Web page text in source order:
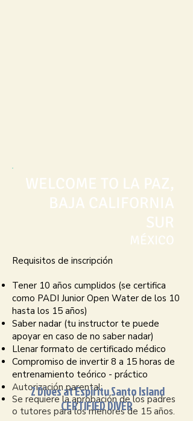
WELCOME TO LA PAZ,
BAJA CALIFORNIA
SUR
MÉXICO
Requisitos de inscripción
​Tener 10 años cumplidos (se certifica
como PADI Junior Open Water de los 10
hasta los 15 años)
Saber nadar (tu instructor te puede
apoyar en caso de no saber nadar)
Llenar formato de certificado médico
Compromiso de invertir 8 a 15 horas de
entrenamiento teórico - práctico
Autorización parental:
Se requiere la aprobación de los padres
o tutores para los menores de 15 años.
2 Dives at Espiritu Santo Island
CERTIFIED DIVER